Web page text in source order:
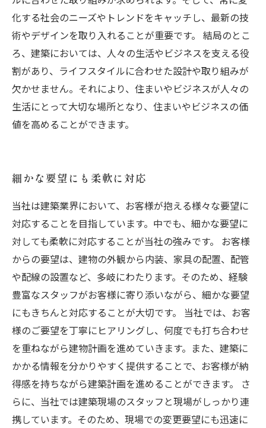
化する社会のニーズやトレンドをキャッチし、最新の技
術やデザインを取り入れることが重要です。 結局のとこ
ろ、建築においては、人々の生活やビジネスを支える役
割があり、ライフスタイルに合わせた設計や取り組みが
欠かせません。それにより、住まいやビジネスが人々の
生活にとって大切な場所となり、住まいやビジネスの価
値を高めることができます。
細かな要望にも柔軟に対応
当社は建築業界において、お客様が抱える様々な要望に
対応することを目指しています。中でも、細かな要望に
対しても柔軟に対応することが当社の強みです。 お客様
からの要望は、建物の外観から内装、家具の配置、配管
や配線の設置など、多岐にわたります。そのため、経験
豊富なスタッフがお客様に寄り添いながら、細かな要望
にもきちんと対応することが大切です。 当社では、お客
様のご要望を丁寧にヒアリングし、何度でも打ち合わせ
を重ねながら建物計画を進めていきます。また、建築に
かかる情報を分かりやすく提供することで、お客様が納
得感を持ちながら建築計画を進めることができます。 さ
らに、当社では建築現場のスタッフと現場がしっかり連
携しています。そのため、現場での変更要望にも迅速に